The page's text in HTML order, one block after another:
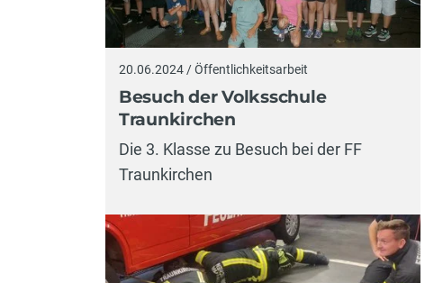
20.06.2024 / Öffentlichkeitsarbeit
Besuch der Volksschule
Traunkirchen
Die 3. Klasse zu Besuch bei der FF
Traunkirchen